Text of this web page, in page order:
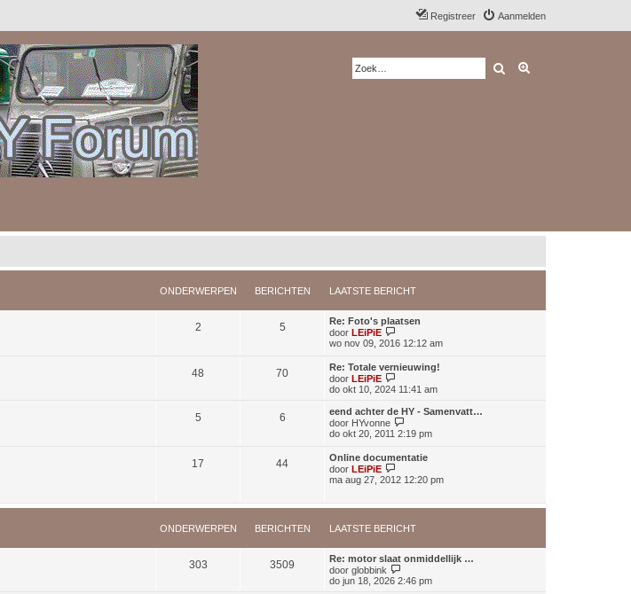
Aanmelden
Registreer
Zoek
ONDERWERPEN BERICHTEN LAATSTE BERICHT
2 5
Re: Foto's plaatsen
door LEiPiE
e
j
k
a
t
s
e
e
c
t
wo nov 09, 2016 12:12 am
48 70
Re: Totale vernieuwing!
door LEiPiE
e
i
j
k
l
a
s
e
e
i
c
h
t
do okt 10, 2024 11:41 am
5 6
eend achter de HY - Samenvatt…
door HYvonne
e
j
k
l
a
s
e
b
r
do okt 20, 2011 2:19 pm
17 44
Online documentatie
door LEiPiE
e
j
l
t
s
t
ma aug 27, 2012 12:20 pm
ONDERWERPEN BERICHTEN LAATSTE BERICHT
303 3509
Re: motor slaat onmiddellijk …
door globbink
e
do jun 18, 2026 2:46 pm